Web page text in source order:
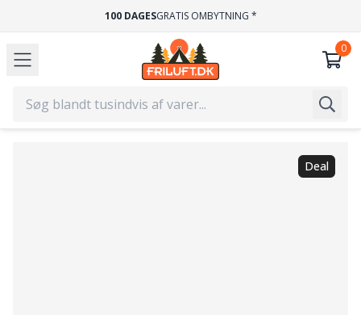
HURTIG LEVERING1-2 HVERDAGE
Deal